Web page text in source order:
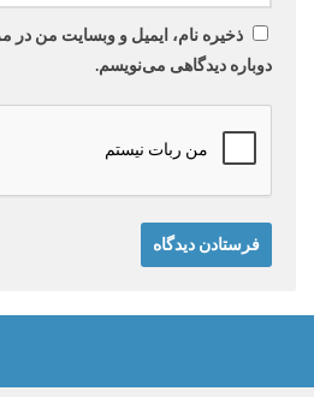
ذخیره نام، ایمیل و وبسایت من در
دوباره دیدگاهی می‌نویسم.